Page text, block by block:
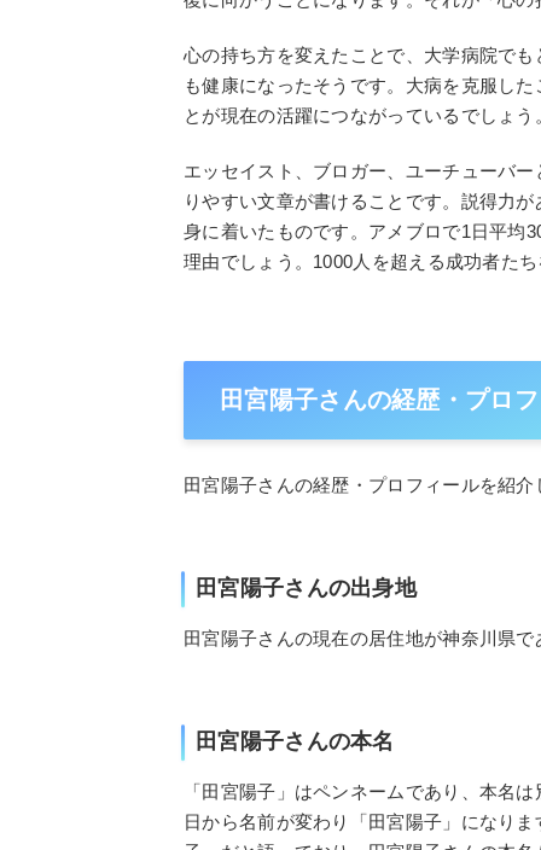
心の持ち方を変えたことで、大学病院で
も健康になったそうです。大病を克服し
とが現在の活躍につながっているでしょう
エッセイスト、ブロガー、ユーチューバ
りやすい文章が書けることです。説得力
身に着いたものです。アメブロで1日平均
理由でしょう。1000人を超える成功者た
田宮陽子さんの経歴・プロ
田宮陽子さんの経歴・プロフィールを紹介
田宮陽子さんの出身地
田宮陽子さんの現在の居住地が神奈川県
田宮陽子さんの本名
「田宮陽子」はペンネームであり、本名
日から名前が変わり「田宮陽子」になり